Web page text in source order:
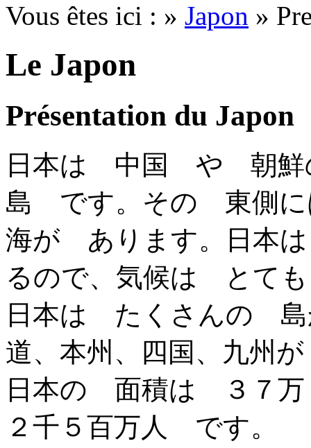
Vous êtes ici : » Japon »
Le Japon
Présentation du Japon
日本は 中国 や 朝
島 です。その 東側
海が あります。日本
るので、気候は とて
日本は たくさんの
道、本州、四国、九
日本の 面積は ３７
２千５百万人 です。